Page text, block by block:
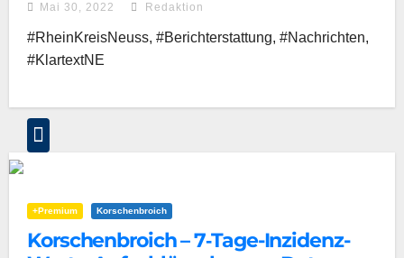
Mai 30, 2022 Redaktion
#RheinKreisNeuss, #Berichterstattung, #Nachrichten,
#KlartextNE
+Premium Korschenbroich
Korschenbroich – 7‑Tage-Inzidenz-